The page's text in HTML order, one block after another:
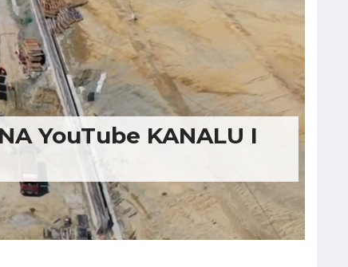
YouTube KANALU I